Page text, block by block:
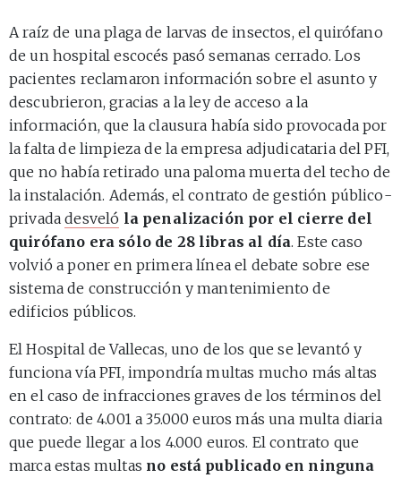
A raíz de una plaga de larvas de insectos, el quirófano
de un hospital escocés pasó semanas cerrado. Los
pacientes reclamaron información sobre el asunto y
descubrieron, gracias a la ley de acceso a la
información, que la clausura había sido provocada por
la falta de limpieza de la empresa adjudicataria del PFI,
que no había retirado una paloma muerta del techo de
la instalación. Además, el contrato de gestión público-
privadadesveló la penalización por el cierre del
quirófano era sólo de 28 libras al día. Este caso
volvió a poner en primera línea el debate sobre ese
sistema de construcción y mantenimiento de
edificios públicos.
El Hospital de Vallecas, uno de los que se levantó y
funciona vía PFI, impondría multas mucho más altas
en el caso de infracciones graves de los términos del
contrato: de 4.001 a 35.000 euros más una multa diaria
que puede llegar a los 4.000 euros. El contrato que
marca estas multas no está publicado en ninguna